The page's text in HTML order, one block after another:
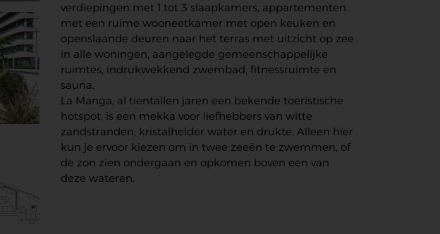
verdiepingen met 1 tot 3 slaapkamers, appartementen
met een ruime wooneetkamer met open keuken en
openslaande deuren naar het terras met uitzicht op zee
in alle woningen, aangelegde gemeenschappelijke
ruimtes, indrukwekkend zwembad, fitnessruimte en
sauna.
La Manga, al tientallen jaren een bekende toeristische
hotspot, is een mekka voor liefhebbers van witte
zandstranden, kristalhelder water en drukte. Alleen hier
kun je ervoor kiezen om in twee zeeën te zwemmen, of
de zon zien ondergaan en opkomen boven een van
deze wateren.